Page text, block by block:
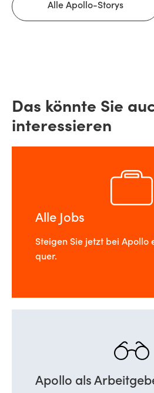
Alle Apollo-Storys
Das könnte Sie
interessieren
Alle Jobs
Steigen Sie jetzt bei Apollo
quer.
Apollo als